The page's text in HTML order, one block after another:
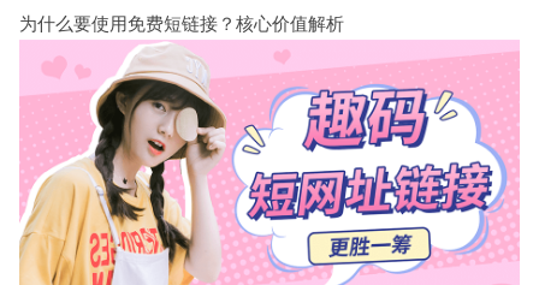
为什么要使用免费短链接？核心价值解析